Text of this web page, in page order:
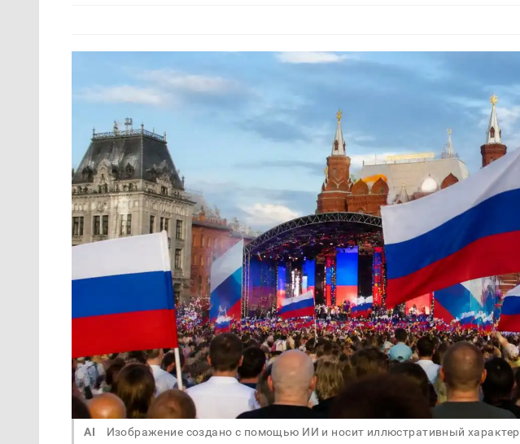
AI Изображение создано с помощью ИИ и носит иллюстративный характер